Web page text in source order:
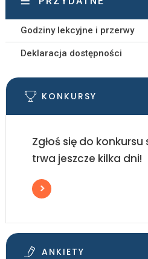
Godziny lekcyjne i przerwy
Deklaracja dostępności
KONKURSY
Zgłoś się do
trwa jeszcze kilka dni!
ANKIETY